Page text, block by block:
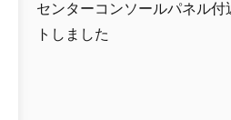
センターコンソールパネル付
トしました